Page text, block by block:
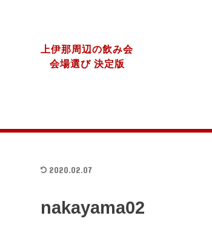
上伊那周辺の飲み会
会場選び 決定版
2020.02.07
nakayama02